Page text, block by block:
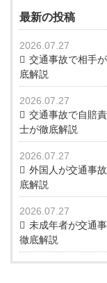
最新の投稿
2026.07.27
交通事故で相手
底解説
2026.07.27
交通事故で自賠
士が徹底解説
2026.07.27
外国人が交通事
底解説
2026.07.27
未成年者が交通
徹底解説